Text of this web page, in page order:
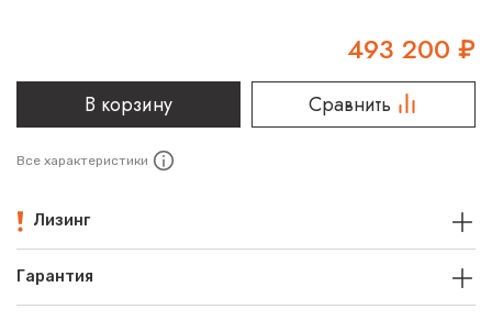
493 200 ₽
В корзину Сравнить
Все характеристики
Лизинг
Гарантия